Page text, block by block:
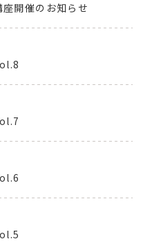
座開催のお知らせ